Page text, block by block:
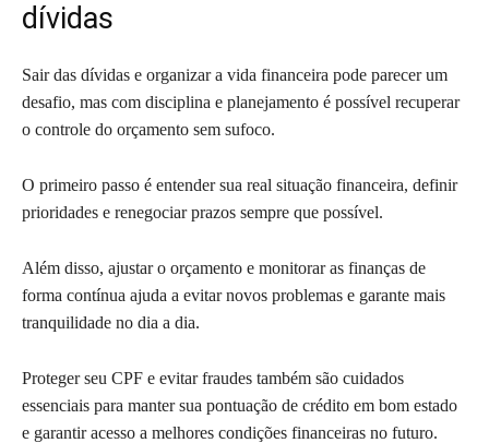
dívidas
Sair das dívidas e organizar a vida financeira pode parecer um
desafio, mas com disciplina e planejamento é possível recuperar
o controle do orçamento sem sufoco.
O primeiro passo é entender sua real situação financeira, definir
prioridades e renegociar prazos sempre que possível.
Além disso, ajustar o orçamento e monitorar as finanças de
forma contínua ajuda a evitar novos problemas e garante mais
tranquilidade no dia a dia.
Proteger seu CPF e evitar fraudes também são cuidados
essenciais para manter sua pontuação de crédito em bom estado
e garantir acesso a melhores condições financeiras no futuro.